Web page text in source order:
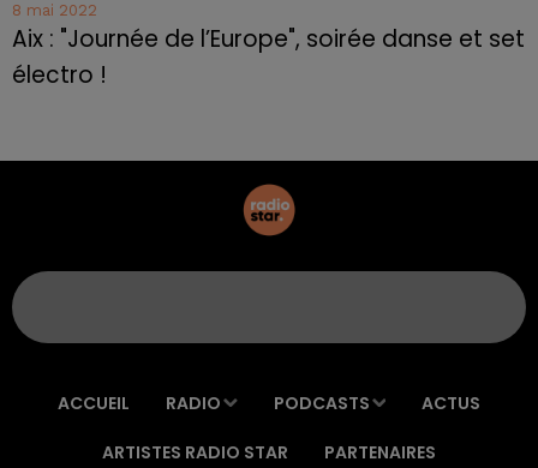
8 mai 2022
Aix : "Journée de l’Europe", soirée danse et set
électro !
ACCUEIL RADIO PODCASTS ACTUS
ARTISTES RADIO STAR PARTENAIRES